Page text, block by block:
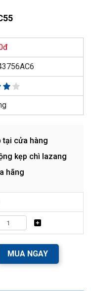
tại cửa hàng
kẹp chì lazang
hãng
MUA NGAY